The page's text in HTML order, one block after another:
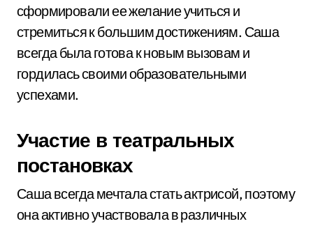
сформировали ее желание учиться и
стремиться к большим достижениям. Саша
всегда была готова к новым вызовам и
гордилась своими образовательными
успехами.
Участие в театральных
постановках
Саша всегда мечтала стать актрисой, поэтому
она активно участвовала в различных